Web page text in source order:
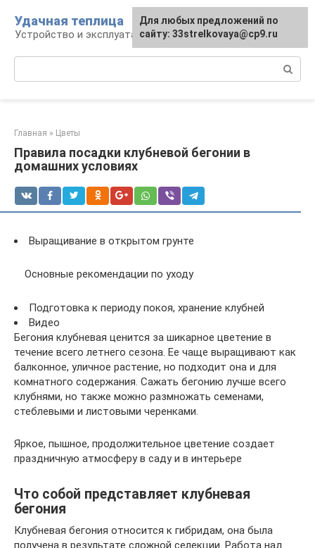
контенту
Удачная теплица
Устройство и эксплуатация теплиц
Главная » Цветы
Правила посадки клубневой бегонии в
домашних условиях
Выращивание в открытом грунте
Основные рекомендации по уходу
Подготовка к периоду покоя, хранение клубней
Видео
Бегония клубневая ценится за шикарное цветение в
течение всего летнего сезона. Ее чаще выращивают как
балконное, уличное растение, но подходит она и для
комнатного содержания. Сажать бегонию лучше всего
клубнями, но также можно размножать семенами,
стеблевыми и листовыми черенками.
Яркое, пышное, продолжительное цветение создает
праздничную атмосферу в саду и в интерьере
Что собой представляет клубневая
бегония
Клубневая бегония относится к гибридам, она была
получена в результате сложной селекции. Работа над
Для любых предложений по
сайту: 33strelkovaya@cp9.ru